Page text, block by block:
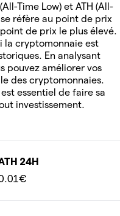
Time Low) et ATH (All-
réfère au point de prix
de prix le plus élevé.
la cryptomonnaie est
En analysant
pouvez améliorer vos
des cryptomonnaies.
essentiel de faire sa
investissement.
24H